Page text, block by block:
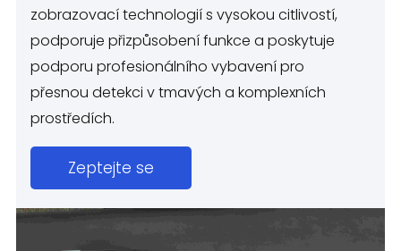
zobrazovací technologií s vysokou citlivostí,
podporuje přizpůsobení funkce a poskytuje
podporu profesionálního vybavení pro
přesnou detekci v tmavých a komplexních
prostředích.
Zeptejte se